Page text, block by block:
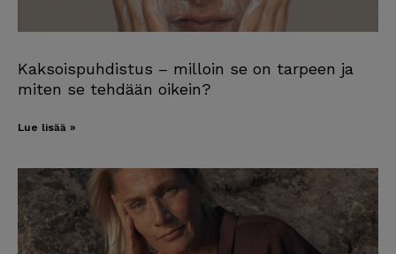
Kaksoispuhdistus – milloin se on tarpeen ja
miten se tehdään oikein?
Lue lisää »